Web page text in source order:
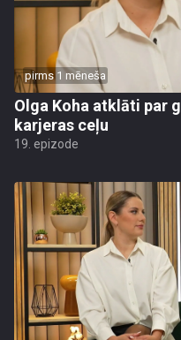
pirms 1 mēneša
Olga Koha atklāti par
karjeras ceļu
19. epizode